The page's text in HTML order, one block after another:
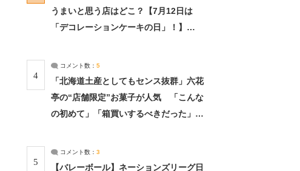
うまいと思う店はどこ？【7月12日は
「デコレーションケーキの日」！】
4
コメント数： 5
「北海道土産としてもセンス抜群」六花
亭の“店舗限定”お菓子が人気 「こんな
の初めて」「箱買いするべきだった」
5
コメント数： 3
【バレーボール】ネーションズリーグ日